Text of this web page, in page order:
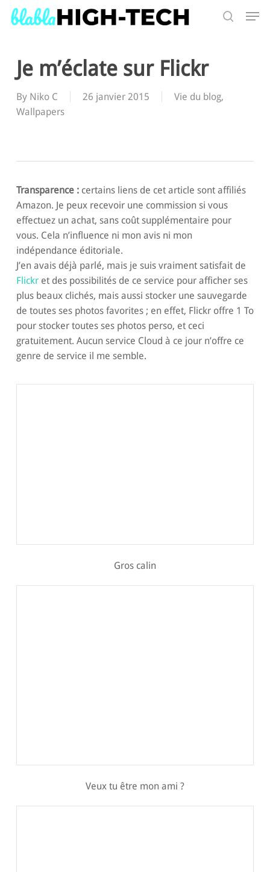
Skip
Je m’éclate sur Flickr
By Niko C 26 janvier 2015 Vie du blog,
Wallpapers
Transparence :certains liens de cet article sont affiliés
Amazon. Je peux recevoir une commission si vous
effectuez un achat, sans coût supplémentaire pour
vous. Cela n’influence ni mon avis ni mon
indépendance éditoriale.
J’en avais déjà parlé, mais je suis vraiment satisfait de
Flickret des possibilités de ce service pour afficher ses
plus beaux clichés, mais aussi stocker une sauvegarde
de toutes ses photos favorites ; en effet, Flickr offre 1 To
pour stocker toutes ses photos perso, et ceci
gratuitement. Aucun service Cloud à ce jour n’offre ce
genre de service il me semble.
Gros calin
Veux tu être mon ami ?